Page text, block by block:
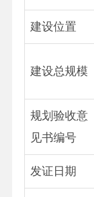
建设位置
建设总规模
规划验收意
见书编号
发证日期